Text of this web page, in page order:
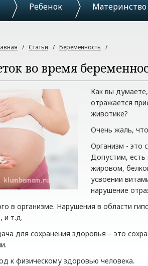
Ребенок Материнство
/ Статьи / Беременность /
во время
Как вы
отражается
животике?
Очень жаль,
Организм - это
Допустим, есть
жировом,
усвоении
нарушение
в организме. Нарушения в области
и т.д.
для сохранения здоровья – это
к физическому здоровью человека.